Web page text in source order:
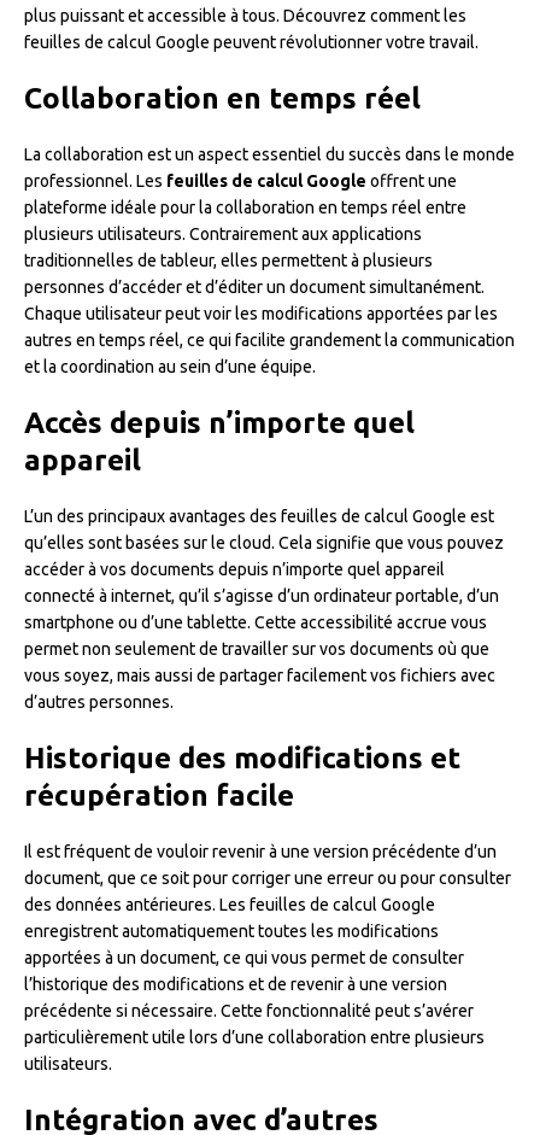
plus puissant et accessible à tous. Découvrez comment les
feuilles de calcul Google peuvent révolutionner votre travail.
Collaboration en temps réel
La collaboration est un aspect essentiel du succès dans le monde
professionnel. Les feuilles de calcul Google offrent une
plateforme idéale pour la collaboration en temps réel entre
plusieurs utilisateurs. Contrairement aux applications
traditionnelles de tableur, elles permettent à plusieurs
personnes d’accéder et d’éditer un document simultanément.
Chaque utilisateur peut voir les modifications apportées par les
autres en temps réel, ce qui facilite grandement la communication
et la coordination au sein d’une équipe.
Accès depuis n’importe quel
appareil
L’un des principaux avantages des feuilles de calcul Google est
qu’elles sont basées sur le cloud. Cela signifie que vous pouvez
accéder à vos documents depuis n’importe quel appareil
connecté à internet, qu’il s’agisse d’un ordinateur portable, d’un
smartphone ou d’une tablette. Cette accessibilité accrue vous
permet non seulement de travailler sur vos documents où que
vous soyez, mais aussi de partager facilement vos fichiers avec
d’autres personnes.
Historique des modifications et
récupération facile
Il est fréquent de vouloir revenir à une version précédente d’un
document, que ce soit pour corriger une erreur ou pour consulter
des données antérieures. Les feuilles de calcul Google
enregistrent automatiquement toutes les modifications
apportées à un document, ce qui vous permet de consulter
l’historique des modifications et de revenir à une version
précédente si nécessaire. Cette fonctionnalité peut s’avérer
particulièrement utile lors d’une collaboration entre plusieurs
utilisateurs.
Intégration avec d’autres